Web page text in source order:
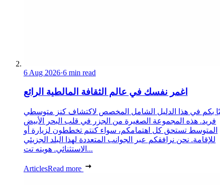
6 Aug 2026·6 min read
اغمر نفسك في عالم الثقافة المالطية الرائع
بكم في هذا الدليل الشامل المخصص لاكتشاف كنز متوسطي
فريد. هذه المجموعة الصغيرة من الجزر في قلب البحر الأبيض
المتوسط تستحق كل اهتمامكم، سواء كنتم تخططون لزيارة أو
للإقامة. نحن نرافقكم عبر الجوانب المتعددة لهذا البلد الجزيئي
الاستثنائي. هويته تت...
ArticlesRead more